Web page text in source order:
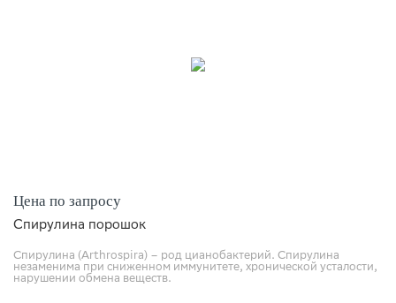
Цена по запросу
Спирулина порошок
Спирулина (Arthrospira) – род цианобактерий. Спирулина
незаменима при сниженном иммунитете, хронической усталости,
нарушении обмена веществ.